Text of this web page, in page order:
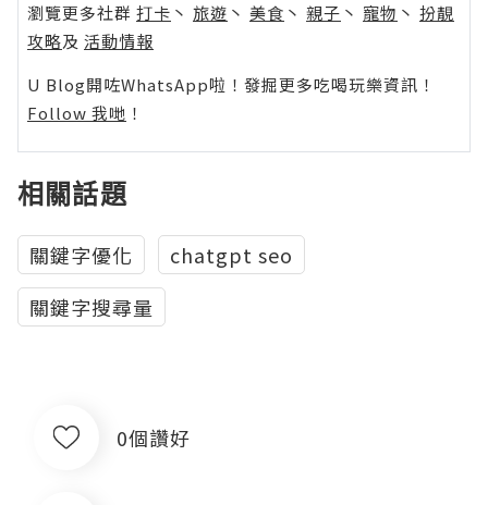
瀏覽更多社群 打卡 丶 旅遊 丶 美食 丶 親子 丶 寵物 丶 扮靚
攻略及 活動情報
U Blog開咗WhatsApp啦！發掘更多吃喝玩樂資訊！
Follow 我哋 ！
相關話題
關鍵字優化
chatgpt seo
關鍵字搜尋量
0個讚好